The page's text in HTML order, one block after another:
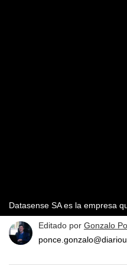
Datasense SA es la empresa
Editado por Gonzalo